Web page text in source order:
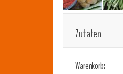
Zutaten
Warenkorb: